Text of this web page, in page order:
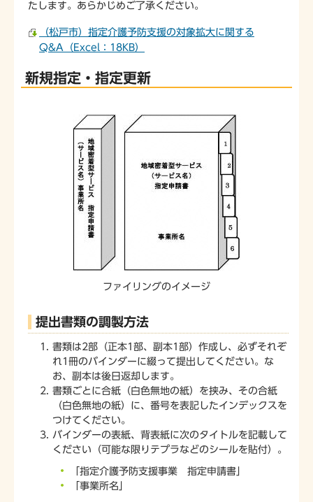
たします。あらかじめご了承ください。
（松戸市）指定介護予防支援の対象拡大に関する
Q&A（Excel：18KB）
新規指定・指定更新
ファイリングのイメージ
提出書類の調製方法
書類は2部（正本1部、副本1部）作成し、必ずそれぞ
れ1冊のバインダーに綴って提出してください。な
お、副本は後日返却します。
書類ごとに合紙（白色無地の紙）を挟み、その合紙
（白色無地の紙）に、番号を表記したインデックスを
つけてください。
バインダーの表紙、背表紙に次のタイトルを記載して
ください（可能な限りテプラなどのシールを貼付）。
「指定介護予防支援事業 指定申請書」
「事業所名」